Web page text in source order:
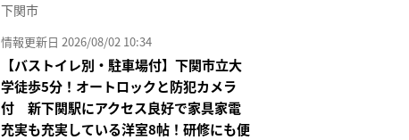
下関市
情報更新日 2026/08/02 10:34
【バストイレ別・駐車場付】下関市立大
学徒歩5分！オートロックと防犯カメラ
付 新下関駅にアクセス良好で家具家電
充実も充実している洋室8帖！研修にも便